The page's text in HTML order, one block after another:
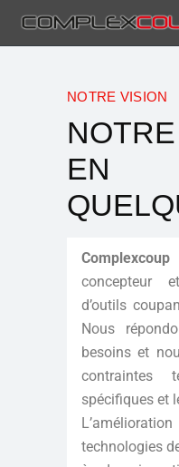
NOTRE VISION
EN
Complexcoup
concepteur
d’outils
Nous
besoins et
contraintes
spécifiques et
technologies